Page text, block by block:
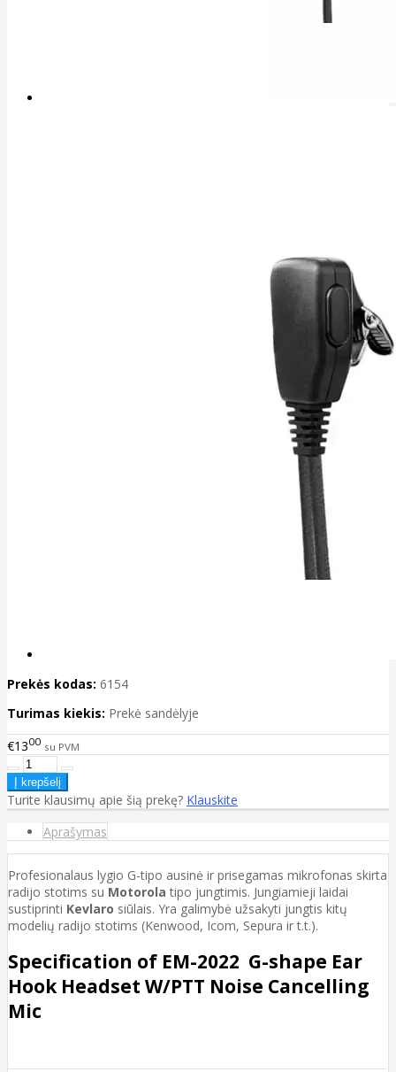
Prekės kodas: 6154
Turimas kiekis: Prekė sandėlyje
€1300 su PVM
Turite klausimų apie šią prekę? Klauskite
Aprašymas
Profesionalaus lygio G-tipo ausinė ir prisegamas mikrofonas skirta
radijo stotims su Motorola tipo jungtimis. Jungiamieji laidai
sustiprinti Kevlaro siūlais. Yra galimybė užsakyti jungtis kitų
modelių radijo stotims (Kenwood, Icom, Sepura ir t.t.).
Specification of EM-2022 G-shape Ear
Hook Headset W/PTT Noise Cancelling
Mic